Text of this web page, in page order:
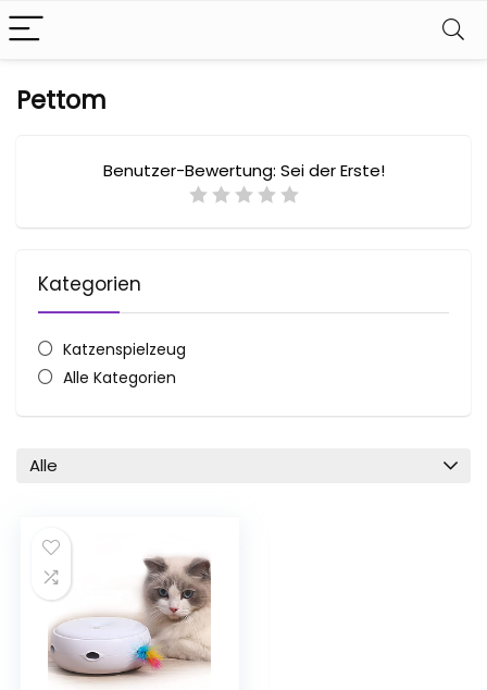
Pettom
Benutzer-Bewertung: Sei der Erste!
Kategorien
Katzenspielzeug
Alle Kategorien
Alle